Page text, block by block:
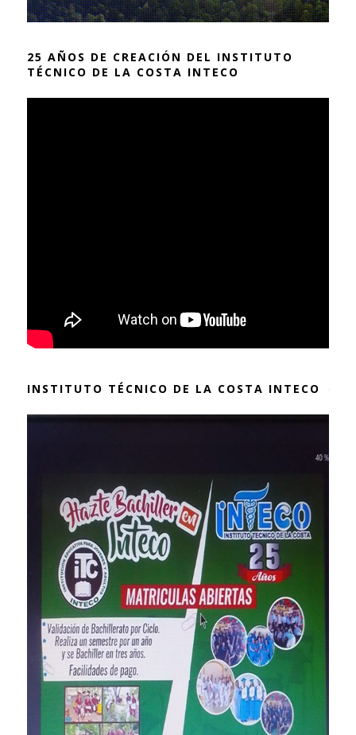
25 AÑOS DE CREACIÓN DEL INSTITUTO
TÉCNICO DE LA COSTA INTECO
INSTITUTO TÉCNICO DE LA COSTA INTECO